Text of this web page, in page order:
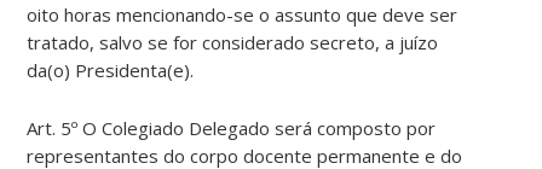
oito horas mencionando-se o assunto que deve ser
tratado, salvo se for considerado secreto, a juízo
da(o) Presidenta(e).
Art. 5º O Colegiado Delegado será composto por
representantes do corpo docente permanente e do